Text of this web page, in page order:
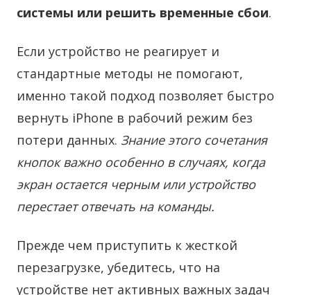
системы или решить временные сбои.
Если устройство не реагирует и
стандартные методы не помогают,
именно такой подход позволяет быстро
вернуть iPhone в рабочий режим без
потери данных. Знание этого сочетания
кнопок важно особенно в случаях, когда
экран остается черным или устройство
перестает отвечать на команды.
Прежде чем приступить к жесткой
перезагрузке, убедитесь, что на
устройстве нет активных важных задач